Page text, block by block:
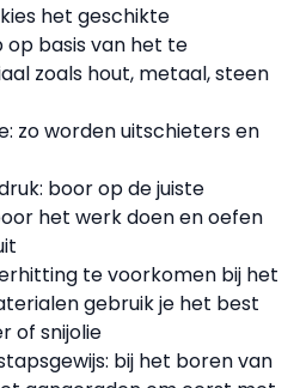
het geschikte
basis van het te
zoals hout, metaal, steen
zo worden uitschieters en
boor op de juiste
het werk doen en oefen
te voorkomen bij het
gebruik je het best
of snijolie
bij het boren van